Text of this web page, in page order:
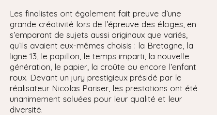
Les finalistes ont également fait preuve d’une
grande créativité lors de l’épreuve des éloges, en
s’emparant de sujets aussi originaux que variés,
qu’ils avaient eux-mêmes choisis : la Bretagne, la
ligne 13, le papillon, le temps imparti, la nouvelle
génération, le papier, la croûte ou encore l’enfant
roux. Devant un jury prestigieux présidé par le
réalisateur Nicolas Pariser, les prestations ont été
unanimement saluées pour leur qualité et leur
diversité.